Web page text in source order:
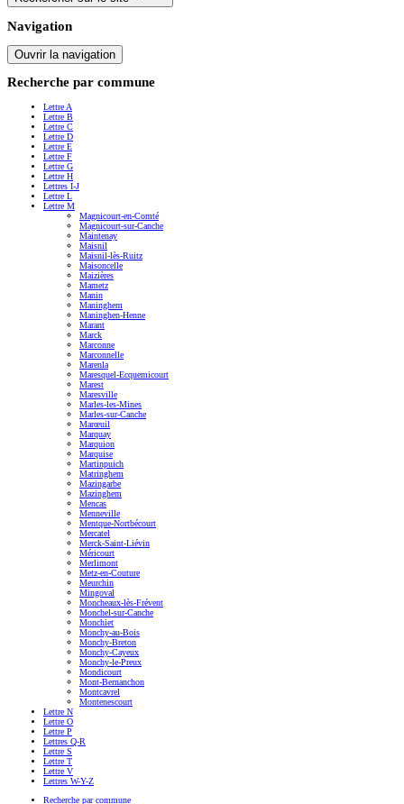
Navigation
Ouvrir la navigation
Recherche par commune
Lettre A
Lettre B
Lettre C
Lettre D
Lettre E
Lettre F
Lettre G
Lettre H
Lettres I-J
Lettre L
Lettre M
Magnicourt-en-Comté
Magnicourt-sur-Canche
Maintenay
Maisnil
Maisnil-lès-Ruitz
Maisoncelle
Maizières
Mametz
Manin
Maninghem
Maninghen-Henne
Marant
Marck
Marconne
Marconnelle
Marenla
Maresquel-Ecquemicourt
Marest
Maresville
Marles-les-Mines
Marles-sur-Canche
Marœuil
Marquay
Marquion
Marquise
Martinpuich
Matringhem
Mazingarbe
Mazinghem
Mencas
Menneville
Mentque-Nortbécourt
Mercatel
Merck-Saint-Liévin
Méricourt
Merlimont
Metz-en-Couture
Meurchin
Mingoval
Moncheaux-lès-Frévent
Monchel-sur-Canche
Monchiet
Monchy-au-Bois
Monchy-Breton
Monchy-Cayeux
Monchy-le-Preux
Mondicourt
Mont-Bernanchon
Montcavrel
Montenescourt
Lettre N
Lettre O
Lettre P
Lettres Q-R
Lettre S
Lettre T
Lettre V
Lettres W-Y-Z
Recherche par commune